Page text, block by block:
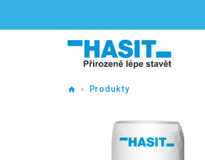
HomeProdukty